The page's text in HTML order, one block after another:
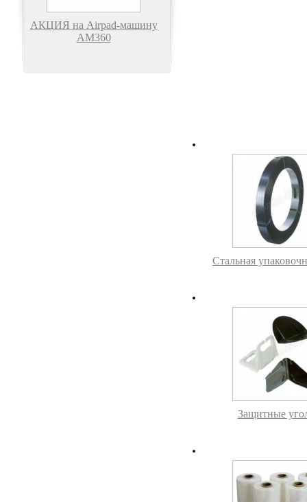
АКЦИЯ на Airpad-машину
АМ360
Стальная
Защитные